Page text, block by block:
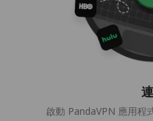
啟動 PandaVPN 應用程